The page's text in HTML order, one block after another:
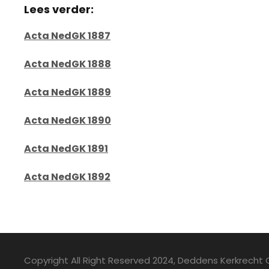
Lees verder:
Acta NedGK 1887
Acta NedGK 1888
Acta NedGK 1889
Acta NedGK 1890
Acta NedGK 1891
Acta NedGK 1892
Copyright All Right Reserved 2024, Deddens Kerkrecht